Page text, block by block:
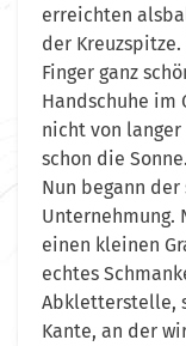
erreichten
der
Finger ganz
Handschuhe im
nicht von
schon die Sonne.
Nun begann
Unternehmung.
einen kleinen
echtes
Abkletterstelle,
Kante, an der